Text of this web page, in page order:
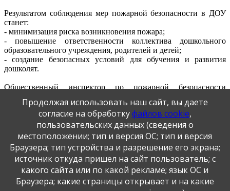
Результатом соблюдения мер пожарной безопасности в ДОУ
станет:
- минимизация риска возникновения пожара;
- повышение ответственности коллектива дошкольного
образовательного учреждения, родителей и детей;
- создание безопасных условий для обучения и развития
дошколят.
Общественный инспектор по пожарной безопасности
Публикация персональных данных, в том числе
фотографий, производится в соответствии с
Продолжая использовать наш сайт, вы даете
согласие на обработкуфайлов cookie,
пользовательских данных (сведения о
местоположении; тип и версия ОС; тип и версия
Браузера; тип устройства и разрешение его экрана;
источник откуда пришел на сайт пользователь; с
какого сайта или по какой рекламе; язык ОС и
Браузера; какие страницы открывает и на какие